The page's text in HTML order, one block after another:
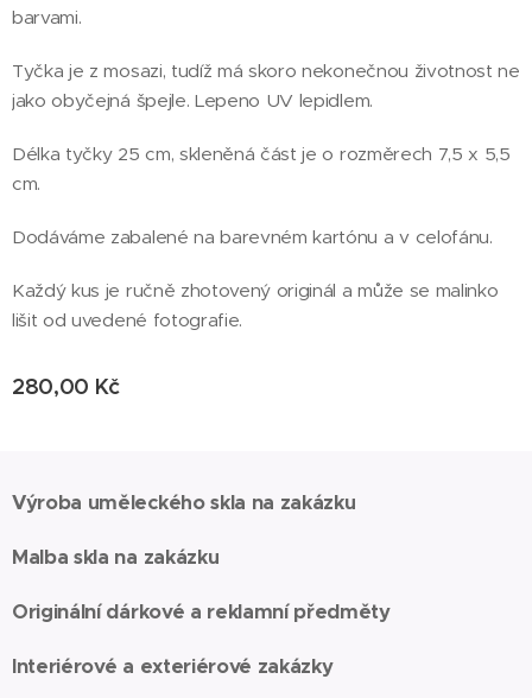
barvami.
Tyčka je z mosazi, tudíž má skoro nekonečnou životnost ne
jako obyčejná špejle. Lepeno UV lepidlem.
Délka tyčky 25 cm, skleněná část je o rozměrech 7,5 x 5,5
cm.
Dodáváme zabalené na barevném kartónu a v celofánu.
Každý kus je ručně zhotovený originál a může se malinko
lišit od uvedené fotografie.
280,00 Kč
Výroba uměleckého skla na zakázku
Malba skla na zakázku
Originální dárkové a reklamní předměty
Interiérové a exteriérové zakázky